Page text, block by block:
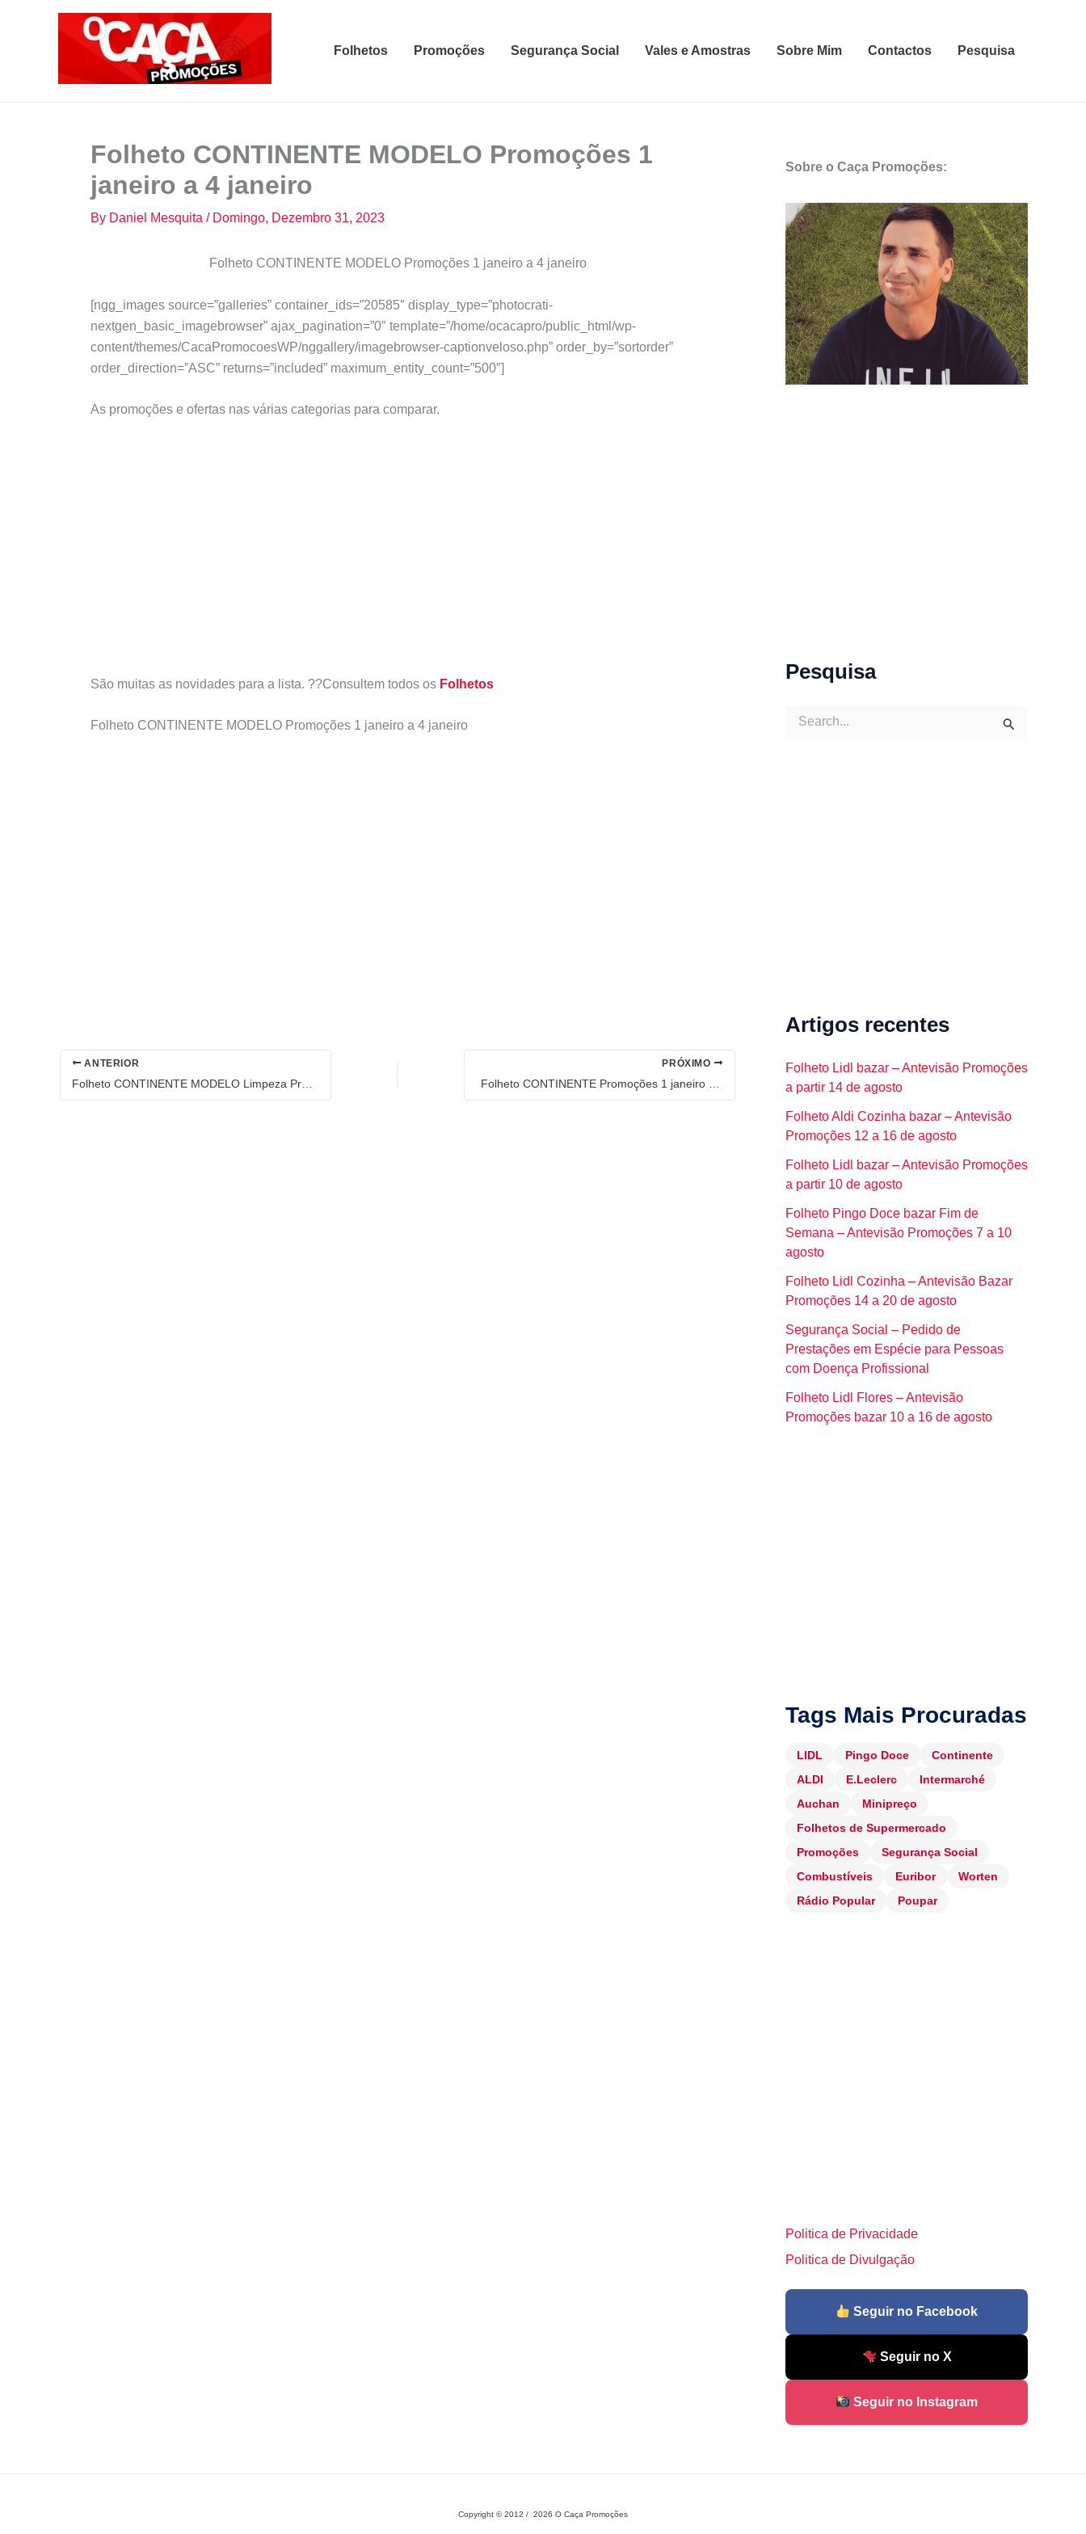
Folhetos Promoções Segurança Social Vales e Amostras Sobre Mim Contactos Pesquisa
Folheto CONTINENTE MODELO Promoções 1
janeiro a 4 janeiro
By Daniel Mesquita / Domingo, Dezembro 31, 2023
Folheto CONTINENTE MODELO Promoções 1 janeiro a 4 janeiro
[ngg_images source=”galleries” container_ids=”20585″ display_type=”photocrati-
nextgen_basic_imagebrowser” ajax_pagination=”0″ template=”/home/ocacapro/public_html/wp-
content/themes/CacaPromocoesWP/nggallery/imagebrowser-captionveloso.php” order_by=”sortorder”
order_direction=”ASC” returns=”included” maximum_entity_count=”500″]
As promoções e ofertas nas várias categorias para comparar.
São muitas as novidades para a lista. ??Consultem todos os Folhetos
Folheto CONTINENTE MODELO Promoções 1 janeiro a 4 janeiro
ANTERIOR PRÓXIMO
Sobre o Caça Promoções:
Pesquisa
Artigos recentes
Folheto Lidl bazar – Antevisão Promoções
a partir 14 de agosto
Folheto Aldi Cozinha bazar – Antevisão
Promoções 12 a 16 de agosto
Folheto Lidl bazar – Antevisão Promoções
a partir 10 de agosto
Folheto Pingo Doce bazar Fim de
Semana – Antevisão Promoções 7 a 10
agosto
Folheto Lidl Cozinha – Antevisão Bazar
Promoções 14 a 20 de agosto
Segurança Social – Pedido de
Prestações em Espécie para Pessoas
com Doença Profissional
Folheto Lidl Flores – Antevisão
Promoções bazar 10 a 16 de agosto
Tags Mais Procuradas
LIDL Pingo Doce
Continente
ALDI
E.Leclerc
Intermarché
Auchan
Minipreço
Folhetos de Supermercado
Promoções
Segurança Social
Combustíveis
Euribor
Worten
Rádio Popular
Poupar
Politica de Privacidade
Politica de Divulgação
Seguir no Facebook
Seguir no X
Seguir no Instagram
Copyright © 2012 / 2026 O Caça Promoções